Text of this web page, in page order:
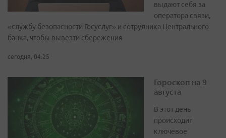
выдают себя за
оператора связи,
«службу безопасности Госуслуг» и сотрудника Центрального
банка, чтобы вывезти сбережения
сегодня, 04:25
Гороскоп на 9
августа
В этот день
происходит
ключевое